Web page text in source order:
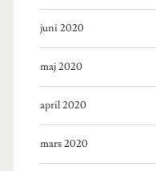
juni 2020
maj 2020
april 2020
mars 2020